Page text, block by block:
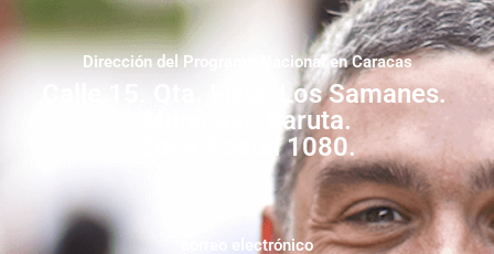
Dirección del Programa Nacional en Caracas
Calle 15. Qta. Livia. Los Samanes.
Municipio Baruta.
Zona Postal 1080.
correo electrónico